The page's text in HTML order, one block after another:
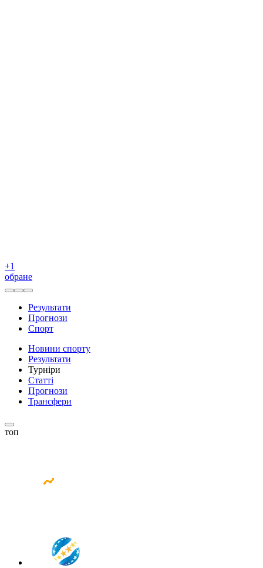
+1
обране
Результати
Прогнози
Спорт
Новини спорту
Результати
Турніри
Статті
Прогнози
Трансфери
топ